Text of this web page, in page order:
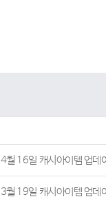
4월 16일 캐시아이템 업데
3월 19일 캐시아이템 업